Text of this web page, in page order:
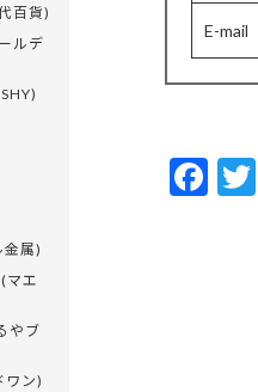
E-mail
F
ac
百貨)
ルデ
属)
エ
やブ
ワン)